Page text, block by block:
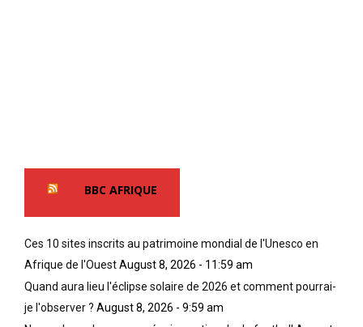
BBC AFRIQUE
Ces 10 sites inscrits au patrimoine mondial de l'Unesco en
Afrique de l'OuestAugust 8, 2026 - 11:59 am
Quand aura lieu l'éclipse solaire de 2026 et comment pourrai-
je l'observer ? August 8, 2026 - 9:59 am